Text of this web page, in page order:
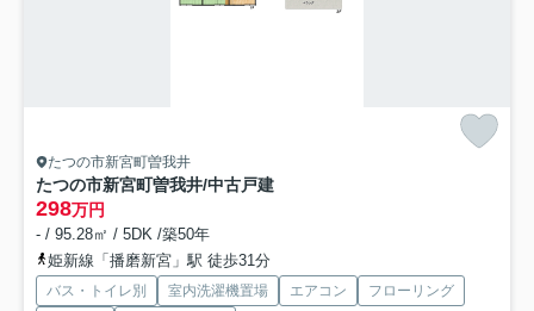
たつの市新宮町曽我井
たつの市新宮町曽我井/中古戸建
298万円
- / 95.28㎡ / 5DK /築50年
姫新線「播磨新宮」駅 徒歩31分
バス・トイレ別 室内洗濯機置場 エアコン
フローリング